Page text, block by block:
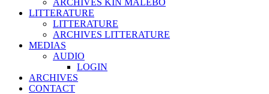
ARCHIVES KIN MALEBO
LITTERATURE
LITTERATURE
ARCHIVES LITTERATURE
MEDIAS
AUDIO
LOGIN
ARCHIVES
CONTACT